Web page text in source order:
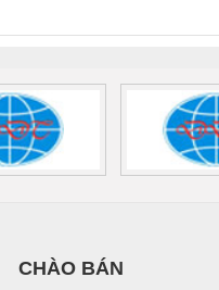
CHÀO BÁN